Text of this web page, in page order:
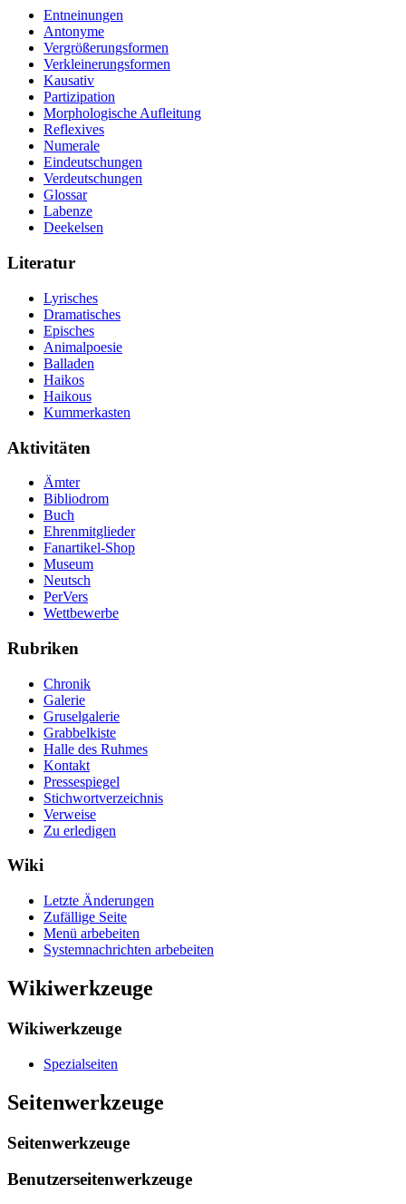
Entneinungen
Antonyme
Vergrößerungsformen
Verkleinerungsformen
Kausativ
Partizipation
Morphologische Aufleitung
Reflexives
Numerale
Eindeutschungen
Verdeutschungen
Glossar
Labenze
Deekelsen
Literatur
Lyrisches
Dramatisches
Episches
Animalpoesie
Balladen
Haikos
Haikous
Kummerkasten
Aktivitäten
Ämter
Bibliodrom
Buch
Ehrenmitglieder
Fanartikel-Shop
Museum
Neutsch
PerVers
Wettbewerbe
Rubriken
Chronik
Galerie
Gruselgalerie
Grabbelkiste
Halle des Ruhmes
Kontakt
Pressespiegel
Stichwortverzeichnis
Verweise
Zu erledigen
Wiki
Letzte Änderungen
Zufällige Seite
Menü arbebeiten
Systemnachrichten arbebeiten
Wikiwerkzeuge
Wikiwerkzeuge
Spezialseiten
Seitenwerkzeuge
Seitenwerkzeuge
Benutzerseitenwerkzeuge